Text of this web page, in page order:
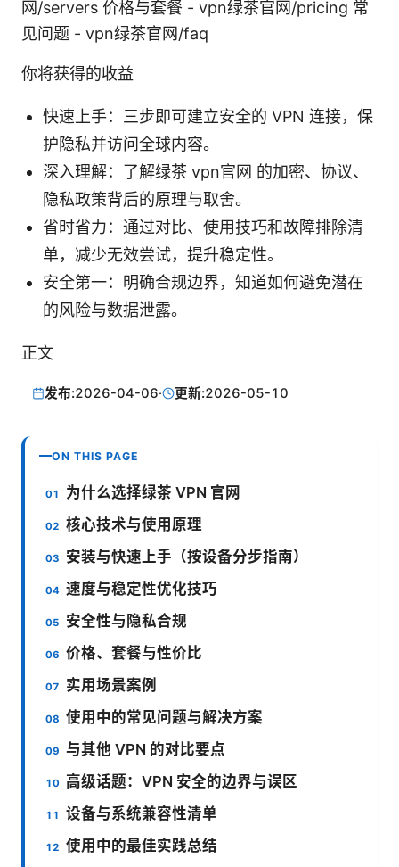
网/servers 价格与套餐 - vpn绿茶官网/pricing 常
见问题 - vpn绿茶官网/faq
你将获得的收益
快速上手：三步即可建立安全的 VPN 连接，保
护隐私并访问全球内容。
深入理解：了解绿茶 vpn官网 的加密、协议、
隐私政策背后的原理与取舍。
省时省力：通过对比、使用技巧和故障排除清
单，减少无效尝试，提升稳定性。
安全第一：明确合规边界，知道如何避免潜在
的风险与数据泄露。
正文
发布:2026-04-06· 更新:2026-05-10
ON THIS PAGE
为什么选择绿茶 VPN 官网
核心技术与使用原理
安装与快速上手（按设备分步指南）
速度与稳定性优化技巧
安全性与隐私合规
价格、套餐与性价比
实用场景案例
使用中的常见问题与解决方案
与其他 VPN 的对比要点
高级话题：VPN 安全的边界与误区
设备与系统兼容性清单
使用中的最佳实践总结